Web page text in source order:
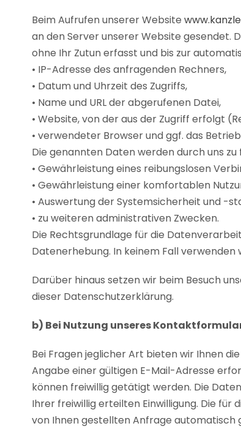
Beim Aufrufen unserer Website
an den Server unserer Website gesendet.
ohne Ihr Zutun erfasst und bis zur
• IP-Adresse des anfragenden Rechners,
• Datum und Uhrzeit des Zugriffs,
• Name und URL der abgerufenen Datei,
• Website, von der aus der Zugriff erfolgt
• verwendeter Browser und ggf. das
Die genannten Daten werden durch uns
• Gewährleistung eines reibungslosen
• Gewährleistung einer komfortablen
• Auswertung der Systemsicherheit und -
• zu weiteren administrativen Zwecken.
Die Rechtsgrundlage für die
Datenerhebung. In keinem Fall verwenden
Darüber hinaus setzen wir beim Besuch
dieser Datenschutzerklärung.
b) Bei Nutzung unseres
Bei Fragen jeglicher Art bieten wir Ihnen
Angabe einer gültigen E-Mail-Adresse
können freiwillig getätigt werden. Die
Ihrer freiwillig erteilten Einwilligung. Die
von Ihnen gestellten Anfrage automatisch